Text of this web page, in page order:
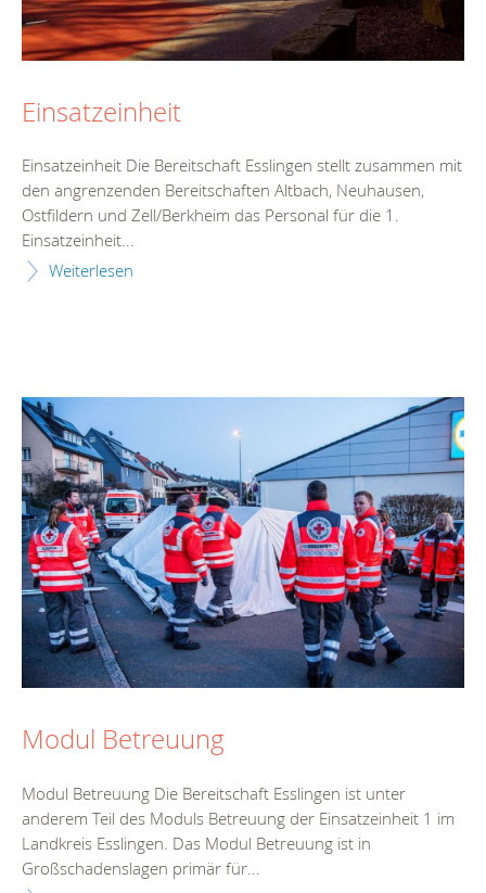
Einsatzeinheit
Einsatzeinheit Die Bereitschaft Esslingen stellt zusammen mit
den angrenzenden Bereitschaften Altbach, Neuhausen,
Ostfildern und Zell/Berkheim das Personal für die 1.
Einsatzeinheit...
Weiterlesen
Modul Betreuung
Modul Betreuung Die Bereitschaft Esslingen ist unter
anderem Teil des Moduls Betreuung der Einsatzeinheit 1 im
Landkreis Esslingen. Das Modul Betreuung ist in
Großschadenslagen primär für...